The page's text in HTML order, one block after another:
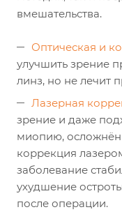
вмешательства.
Оптическая и
улучшить зрение
линз, но не лечит
Лазерная
зрение и даже
миопию,
коррекция
заболевание
ухудшение
после операции.